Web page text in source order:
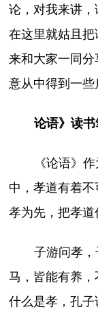
论，对我来讲，
在这里就姑且
来和大家一同
意从中得到一些
论语》读
《论语》
中，孝道有着
孝为先，把孝道
子游问孝
马，皆能有养，
什么是孝，孔